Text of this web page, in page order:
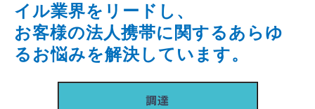
イル業界をリードし、
お客様の法人携帯に関するあらゆ
るお悩みを解決しています。
調達